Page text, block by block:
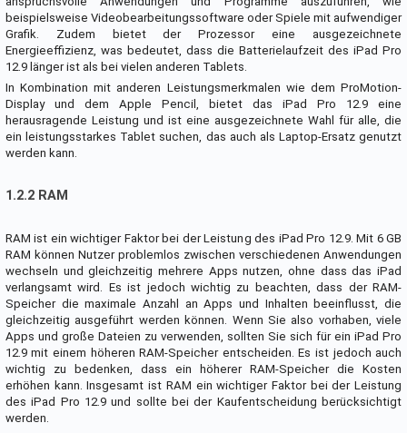
beispielsweise Videobearbeitungssoftware oder Spiele mit aufwendiger
Grafik. Zudem bietet der Prozessor eine ausgezeichnete
Energieeffizienz, was bedeutet, dass die Batterielaufzeit des iPad Pro
12.9 länger ist als bei vielen anderen Tablets.
In Kombination mit anderen Leistungsmerkmalen wie dem ProMotion-
Display und dem Apple Pencil, bietet das iPad Pro 12.9 eine
herausragende Leistung und ist eine ausgezeichnete Wahl für alle, die
ein leistungsstarkes Tablet suchen, das auch als Laptop-Ersatz genutzt
werden kann.
1.2.2 RAM
RAM ist ein wichtiger Faktor bei der Leistung des iPad Pro 12.9. Mit 6 GB
RAM können Nutzer problemlos zwischen verschiedenen Anwendungen
wechseln und gleichzeitig mehrere Apps nutzen, ohne dass das iPad
verlangsamt wird. Es ist jedoch wichtig zu beachten, dass der RAM-
Speicher die maximale Anzahl an Apps und Inhalten beeinflusst, die
gleichzeitig ausgeführt werden können. Wenn Sie also vorhaben, viele
Apps und große Dateien zu verwenden, sollten Sie sich für ein iPad Pro
12.9 mit einem höheren RAM-Speicher entscheiden. Es ist jedoch auch
wichtig zu bedenken, dass ein höherer RAM-Speicher die Kosten
erhöhen kann. Insgesamt ist RAM ein wichtiger Faktor bei der Leistung
des iPad Pro 12.9 und sollte bei der Kaufentscheidung berücksichtigt
werden.